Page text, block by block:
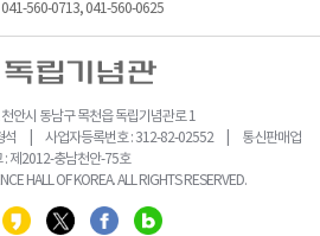
560-0713, 041-560-0625
안시 동남구 목천읍 독립기념관로 1
석 | 사업자등록번호 : 312-82-02552 | 통신판매업
: 제2012-충남천안-75호
HALL OF KOREA. ALL RIGHTS RESERVED.